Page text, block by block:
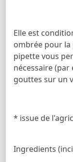
Elle est
ombrée pour
pipette vous
nécessaire (par
gouttes sur un
* issue de
Ingredients